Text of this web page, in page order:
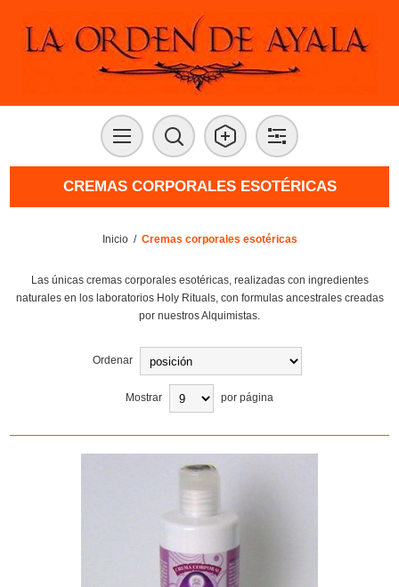
CREMAS CORPORALES ESOTÉRICAS
Inicio / Cremas corporales esotéricas
Las únicas cremas corporales esotéricas, realizadas con ingredientes
naturales en los laboratorios Holy Rituals, con formulas ancestrales creadas
por nuestros Alquimistas.
Ordenar
Mostrar por página